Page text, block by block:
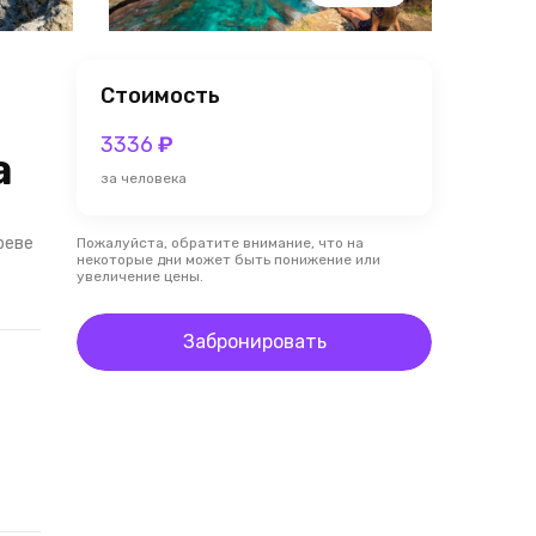
Стоимость
3336 ₽
за человека
Пожалуйста, обратите внимание, что на
некоторые дни может быть понижение или
увеличение цены.
Забронировать